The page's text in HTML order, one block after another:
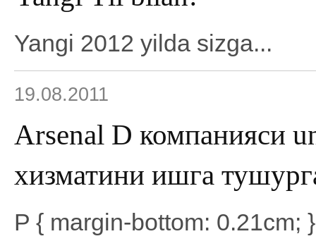
Yangi 2012 yilda sizga...
19.08.2011
Arsenal D компанияси
хизматини ишга
P { margin-bottom: 0.21cm;